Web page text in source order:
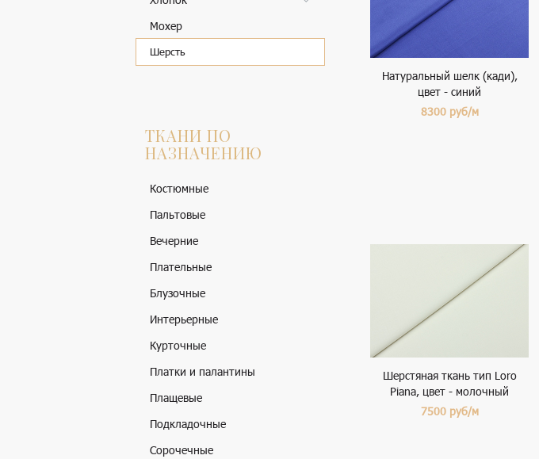
Мохер
Шерсть
ТКАНИ ПО
НАЗНАЧЕНИЮ
Костюмные
Пальтовые
Вечерние
Плательные
Блузочные
Интерьерные
Курточные
Платки и палантины
Плащевые
Подкладочные
Сорочечные
Натуральный шелк (кади),
цвет - синий
8300 руб/м
Шерстяная ткань тип Loro
Piana, цвет - молочный
7500 руб/м